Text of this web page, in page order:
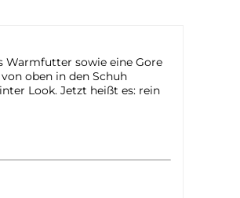
Warmfutter sowie eine Gore
oben in den Schuh
Look. Jetzt heißt es: rein